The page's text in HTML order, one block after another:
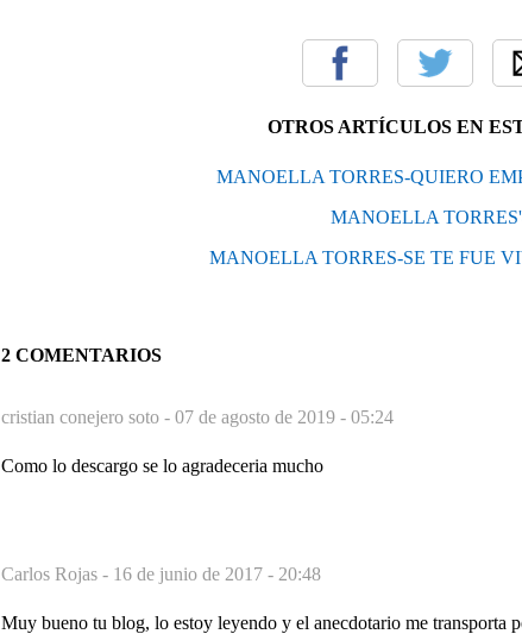
OTROS ARTÍCULOS EN
MANOELLA TORRES-QUIERO
MANOELLA
MANOELLA TORRES-SE TE FUE
2 COMENTARIOS
cristian conejero soto - 07 de agosto de 2019 - 05:24
Como lo descargo se lo agradeceria mucho
Carlos Rojas - 16 de junio de 2017 - 20:48
Muy bueno tu blog, lo estoy leyendo y el anecdotario me transporta